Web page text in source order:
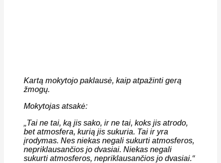
Kartą mokytojo paklausė, kaip atpažinti gerą
žmogų.
Mokytojas atsakė:
„Tai ne tai, ką jis sako, ir ne tai, koks jis atrodo,
bet atmosfera, kurią jis sukuria. Tai ir yra
įrodymas. Nes niekas negali sukurti atmosferos,
nepriklausančios jo dvasiai. Niekas negali
sukurti atmosferos, nepriklausančios jo dvasiai.“